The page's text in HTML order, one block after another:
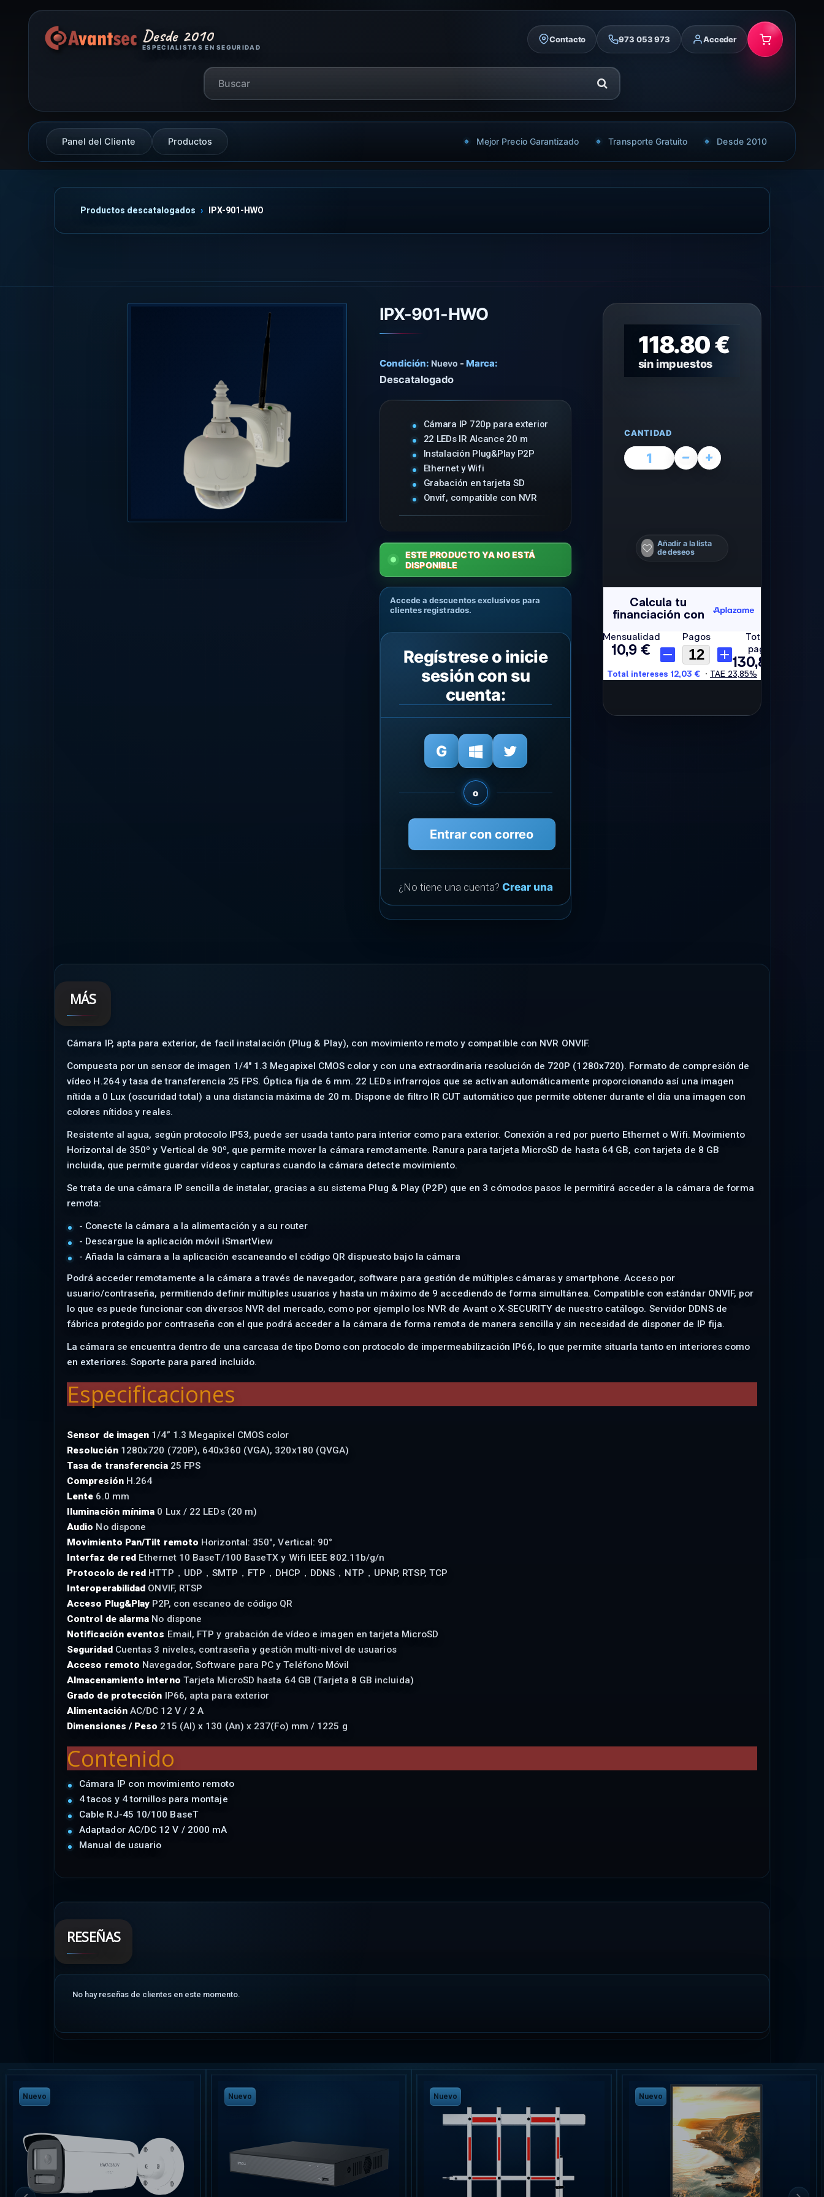
Desde 2010
ESPECIALISTAS EN SEGURIDAD
Contacto 973 053 973 Acceder
Panel del Cliente Productos Mejor Precio Garantizado Transporte Gratuito Desde 2010
Productos descatalogados IPX-901-HWO
IPX-901-HWO
Condición: Nuevo - Marca:
Descatalogado
Cámara IP 720p para exterior
22 LEDs IR Alcance 20 m
Instalación Plug&Play P2P
Ethernet y Wifi
Grabación en tarjeta SD
Onvif, compatible con NVR
ESTE PRODUCTO YA NO ESTÁ
DISPONIBLE
Accede a descuentos exclusivos para
clientes registrados.
Regístrese o inicie
sesión con su
cuenta:
o
Entrar con correo
¿No tiene una cuenta? Crear una
118.80 €
sin impuestos
CANTIDAD
Añadir a la lista
de deseos
MÁS
Cámara IP, apta para exterior, de facil instalación (Plug & Play), con movimiento remoto y compatible con NVR ONVIF.
Compuesta por un sensor de imagen 1/4" 1.3 Megapixel CMOS color y con una extraordinaria resolución de 720P (1280x720). Formato de compresión de
vídeo H.264 y tasa de transferencia 25 FPS. Óptica fija de 6 mm. 22 LEDs infrarrojos que se activan automáticamente proporcionando así una imagen
nítida a 0 Lux (oscuridad total) a una distancia máxima de 20 m. Dispone de filtro IR CUT automático que permite obtener durante el día una imagen con
colores nítidos y reales.
Resistente al agua, según protocolo IP53, puede ser usada tanto para interior como para exterior. Conexión a red por puerto Ethernet o Wifi. Movimiento
Horizontal de 350º y Vertical de 90º, que permite mover la cámara remotamente. Ranura para tarjeta MicroSD de hasta 64 GB, con tarjeta de 8 GB
incluida, que permite guardar vídeos y capturas cuando la cámara detecte movimiento.
Se trata de una cámara IP sencilla de instalar, gracias a su sistema Plug & Play (P2P) que en 3 cómodos pasos le permitirá acceder a la cámara de forma
remota:
- Conecte la cámara a la alimentación y a su router
- Descargue la aplicación móvil iSmartView
- Añada la cámara a la aplicación escaneando el código QR dispuesto bajo la cámara
Podrá acceder remotamente a la cámara a través de navegador, software para gestión de múltiples cámaras y smartphone. Acceso por
usuario/contraseña, permitiendo definir múltiples usuarios y hasta un máximo de 9 accediendo de forma simultánea. Compatible con estándar ONVIF, por
lo que es puede funcionar con diversos NVR del mercado, como por ejemplo los NVR de Avant o X-SECURITY de nuestro catálogo. Servidor DDNS de
fábrica protegido por contraseña con el que podrá acceder a la cámara de forma remota de manera sencilla y sin necesidad de disponer de IP fija.
La cámara se encuentra dentro de una carcasa de tipo Domo con protocolo de impermeabilización IP66, lo que permite situarla tanto en interiores como
en exteriores. Soporte para pared incluido.
Especificaciones
Sensor de imagen 1/4” 1.3 Megapixel CMOS color
Resolución1280x720 (720P), 640x360 (VGA), 320x180 (QVGA)
Tasa de transferencia25 FPS
CompresiónH.264
Lente 6.0 mm
Iluminación mínima 0 Lux / 22 LEDs (20 m)
Audio No dispone
Movimiento Pan/Tilt remoto Horizontal: 350°, Vertical: 90°
Interfaz de red Ethernet 10 BaseT/100 BaseTX y Wifi IEEE 802.11b/g/n
Protocolo de red HTTP，UDP，SMTP，FTP，DHCP，DDNS，NTP，UPNP, RTSP, TCP
Interoperabilidad ONVIF, RTSP
Acceso Plug&Play P2P, con escaneo de código QR
Control de alarma No dispone
Notificación eventos Email, FTP y grabación de vídeo e imagen en tarjeta MicroSD
SeguridadCuentas 3 niveles, contraseña y gestión multi-nivel de usuarios
Acceso remoto Navegador, Software para PC y Teléfono Móvil
Almacenamiento interno Tarjeta MicroSD hasta 64 GB (Tarjeta 8 GB incluida)
Grado de protección IP66, apta para exterior
AlimentaciónAC/DC 12 V / 2 A
Dimensiones / Peso 215 (Al) x 130 (An) x 237(Fo) mm / 1225 g
Contenido
Cámara IP con movimiento remoto
4 tacos y 4 tornillos para montaje
Cable RJ-45 10/100 BaseT
Adaptador AC/DC 12 V / 2000 mA
Manual de usuario
RESEÑAS
No hay reseñas de clientes en este momento.
Nuevo
Nuevo
Nuevo
Nuevo